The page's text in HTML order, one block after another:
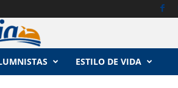
ESTILO DE VIDA